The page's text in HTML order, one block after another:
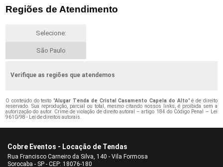
Regiões de Atendimento
Selecione:
São Paulo
Verifique as regiões que atendemos
O conteúdo do texto "Alugar Tenda de Cristal Casamento Capela do Alto" é de direito
reservado. Sua reprodução, parcial ou total, mesmo citando nossos links, é proibida sem a
autorização do autor. Crime de violação de direito autoral – artigo 184 do Código Penal –
Lei
9610/98 - Lei de direitos autorais
Cobre Eventos - Locação de Tendas
Rua Francisco Carneiro da Silva, 140 - Vila Formosa
Sorocaba - SP - CEP: 18076-180